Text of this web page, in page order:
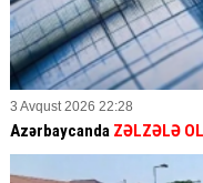
3 Avqust 2026 22:28
Azərbaycanda ZƏLZƏLƏ